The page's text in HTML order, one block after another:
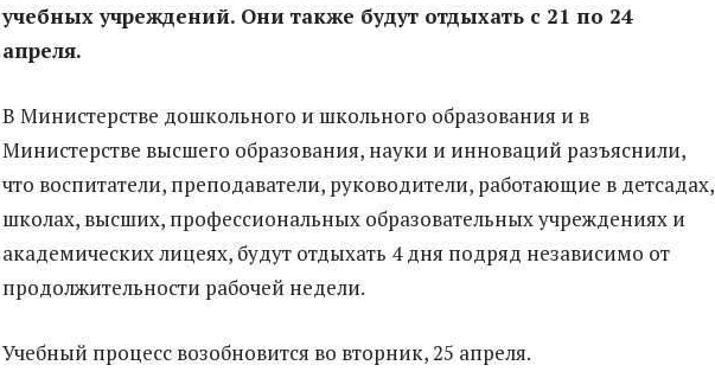
учебных учреждений. Они также будут отдыхать с 21 по 24
апреля.
В Министерстве дошкольного и школьного образования и в
Министерстве высшего образования, науки и инноваций разъяснили,
что воспитатели, преподаватели, руководители, работающие в детсадах,
школах, высших, профессиональных образовательных учреждениях и
академических лицеях, будут отдыхать 4 дня подряд независимо от
продолжительности рабочей недели.
Учебный процесс возобновится во вторник, 25 апреля.